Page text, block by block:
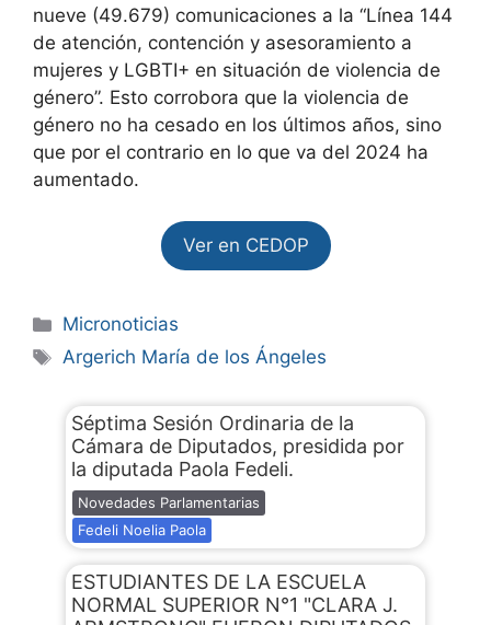
nueve (49.679) comunicaciones a la “Línea 144
de atención, contención y asesoramiento a
mujeres y LGBTI+ en situación de violencia de
género”. Esto corrobora que la violencia de
género no ha cesado en los últimos años, sino
que por el contrario en lo que va del 2024 ha
aumentado.
Ver en CEDOP
Micronoticias
Argerich María de los Ángeles
Séptima Sesión Ordinaria de la
Cámara de Diputados, presidida por
la diputada Paola Fedeli.
Novedades Parlamentarias
Fedeli Noelia Paola
ESTUDIANTES DE LA ESCUELA
NORMAL SUPERIOR N°1 "CLARA J.